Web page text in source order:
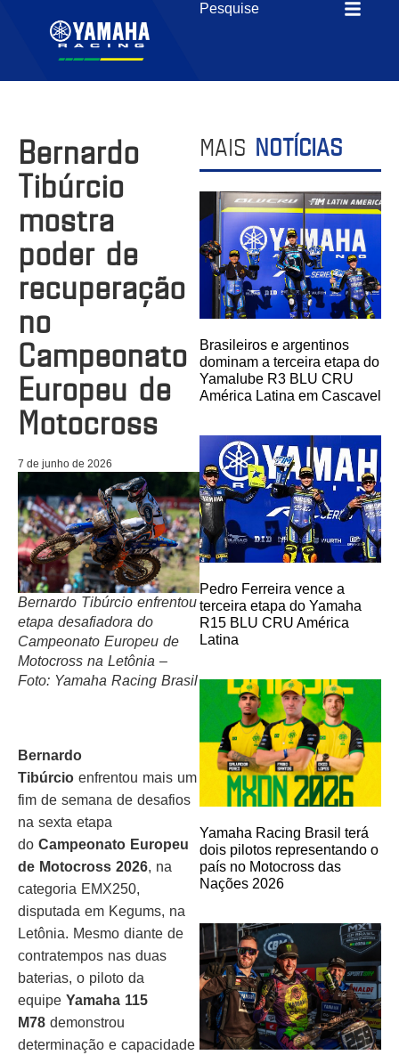
Bernardo
Tibúrcio
mostra
poder de
recuperação
no
Campeonato
Europeu de
Motocross
7 de junho de 2026
Bernardo Tibúrcio enfrentou
etapa desafiadora do
Campeonato Europeu de
Motocross na Letônia –
Foto: Yamaha Racing Brasil
Bernardo
Tibúrcio enfrentou mais um
fim de semana de desafios
na sexta etapa
do Campeonato Europeu
de Motocross 2026, na
categoria EMX250,
disputada em Kegums, na
Letônia. Mesmo diante de
contratempos nas duas
baterias, o piloto da
equipe Yamaha 115
M78 demonstrou
determinação e capacidade
MAIS NOTÍCIAS
Brasileiros e argentinos
dominam a terceira etapa do
Yamalube R3 BLU CRU
América Latina em Cascavel
Pedro Ferreira vence a
terceira etapa do Yamaha
R15 BLU CRU América
Latina
Yamaha Racing Brasil terá
dois pilotos representando o
país no Motocross das
Nações 2026